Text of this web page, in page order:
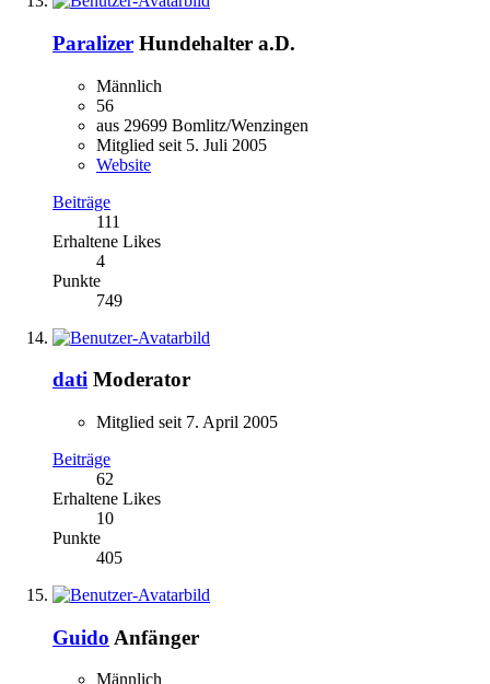
Paralizer Hundehalter a.D.
Männlich
56
aus 29699 Bomlitz/Wenzingen
Mitglied seit 5. Juli 2005
Website
Beiträge
111
Erhaltene Likes
4
Punkte
749
dati Moderator
Mitglied seit 7. April 2005
Beiträge
62
Erhaltene Likes
10
Punkte
405
Guido Anfänger
Männlich